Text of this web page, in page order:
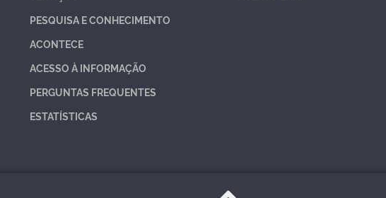
PESQUISA E CONHECIMENTO
ACONTECE
ACESSO À INFORMAÇÃO
PERGUNTAS FREQUENTES
ESTATÍSTICAS